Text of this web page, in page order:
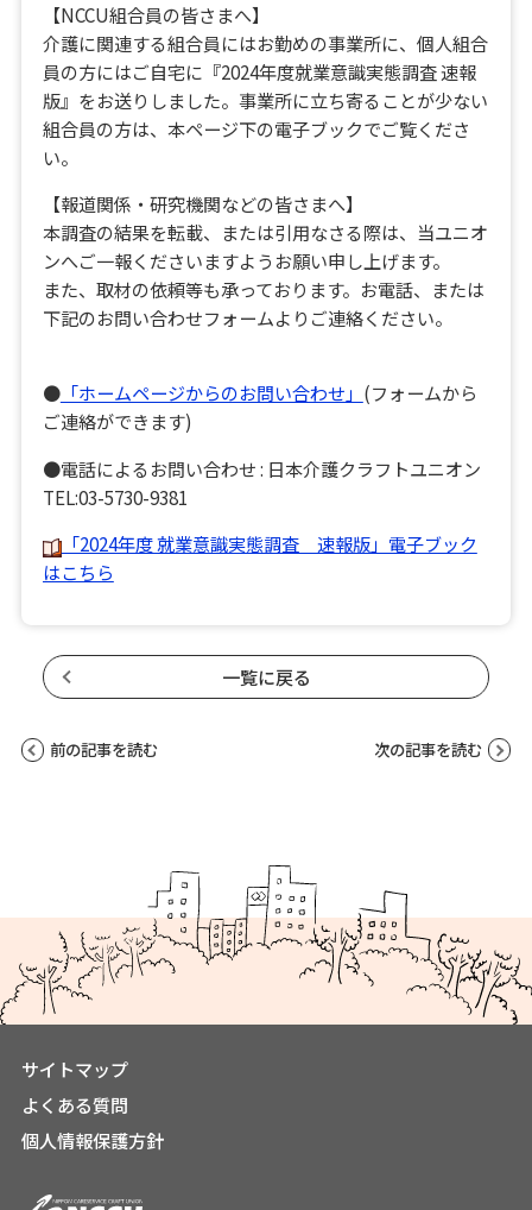
【NCCU組合員の皆さまへ】
介護に関連する組合員にはお勤めの事業所に、個人組合
員の方にはご自宅に『2024年度就業意識実態調査 速報
版』をお送りしました。事業所に立ち寄ることが少ない
組合員の方は、本ページ下の電子ブックでご覧くださ
い。
【報道関係・研究機関などの皆さまへ】
本調査の結果を転載、または引用なさる際は、当ユニオ
ンへご一報くださいますようお願い申し上げます。
また、取材の依頼等も承っております。お電話、または
下記のお問い合わせフォームよりご連絡ください。
●「ホームページからのお問い合わせ」 (フォームから
ご連絡ができます)
●電話によるお問い合わせ : 日本介護クラフトユニオン
TEL:03-5730-9381
「2024年度 就業意識実態調査 速報版」電子ブック
はこちら
一覧に戻る
前の記事を読む 次の記事を読む
サイトマップ
よくある質問
個人情報保護方針